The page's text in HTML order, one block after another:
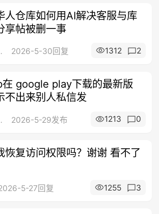
人仓库如何用AI解决客服与库
享帖被删一事
2026-5-30回复 1312 2
google play下载的最新版
不出来别人私信发
2026-5-29发布 1213 0
恢复访问权限吗？谢谢 看不了
5-27回复 1255 3